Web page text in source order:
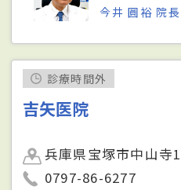
今井 圓裕 院長
診療時間外
吉矢医院
兵庫県宝塚市中山寺
0797-86-6277